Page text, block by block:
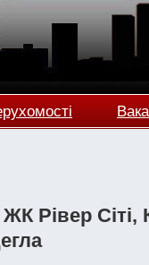
Рівер Сіті,